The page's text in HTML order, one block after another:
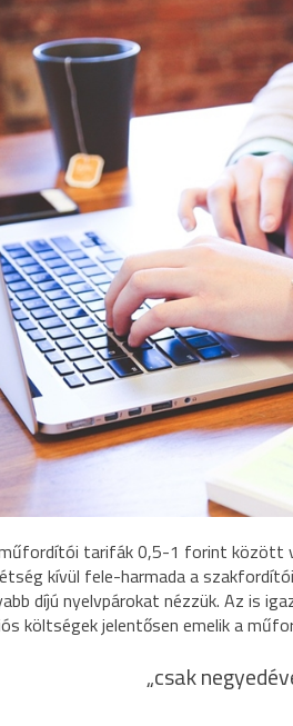
tarifák 0,5-1 forint között
kívül fele-harmada a
díjú nyelvpárokat nézzük. Az is
költségek jelentősen emelik a
„csak